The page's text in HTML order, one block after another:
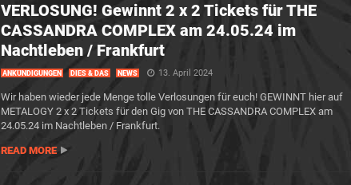
VERLOSUNG! Gewinnt 2 x 2 Tickets für THE
CASSANDRA COMPLEX am 24.05.24 im
Nachtleben / Frankfurt
ANKÜNDIGUNGEN DIES & DAS NEWS 13. April 2024
Wir haben wieder jede Menge tolle Verlosungen für euch! GEWINNT hier auf
METALOGY 2 x 2 Tickets für den Gig von THE CASSANDRA COMPLEX am
24.05.24 im Nachtleben / Frankfurt.
READ MORE